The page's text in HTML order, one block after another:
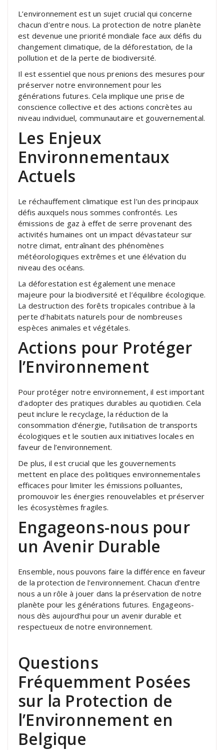
L’environnement est un sujet crucial qui concerne
chacun d’entre nous. La protection de notre planète
est devenue une priorité mondiale face aux défis du
changement climatique, de la déforestation, de la
pollution et de la perte de biodiversité.
Il est essentiel que nous prenions des mesures pour
préserver notre environnement pour les
générations futures. Cela implique une prise de
conscience collective et des actions concrètes au
niveau individuel, communautaire et gouvernemental.
Les Enjeux
Environnementaux
Actuels
Le réchauffement climatique est l’un des principaux
défis auxquels nous sommes confrontés. Les
émissions de gaz à effet de serre provenant des
activités humaines ont un impact dévastateur sur
notre climat, entraînant des phénomènes
météorologiques extrêmes et une élévation du
niveau des océans.
La déforestation est également une menace
majeure pour la biodiversité et l’équilibre écologique.
La destruction des forêts tropicales contribue à la
perte d’habitats naturels pour de nombreuses
espèces animales et végétales.
Actions pour Protéger
l’Environnement
Pour protéger notre environnement, il est important
d’adopter des pratiques durables au quotidien. Cela
peut inclure le recyclage, la réduction de la
consommation d’énergie, l’utilisation de transports
écologiques et le soutien aux initiatives locales en
faveur de l’environnement.
De plus, il est crucial que les gouvernements
mettent en place des politiques environnementales
efficaces pour limiter les émissions polluantes,
promouvoir les énergies renouvelables et préserver
les écosystèmes fragiles.
Engageons-nous pour
un Avenir Durable
Ensemble, nous pouvons faire la différence en faveur
de la protection de l’environnement. Chacun d’entre
nous a un rôle à jouer dans la préservation de notre
planète pour les générations futures. Engageons-
nous dès aujourd’hui pour un avenir durable et
respectueux de notre environnement.
Questions
Fréquemment Posées
sur la Protection de
l’Environnement en
Belgique